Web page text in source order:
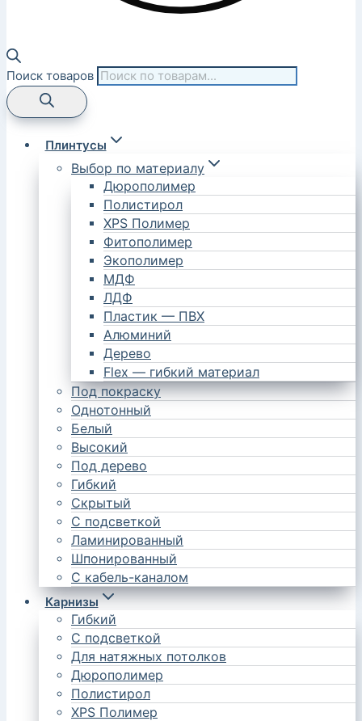
Поиск товаров
Плинтусы
Выбор по материалу
Дюрополимер
Полистирол
XPS Полимер
Фитополимер
Экополимер
МДФ
ЛДФ
Пластик — ПВХ
Алюминий
Дерево
Flex — гибкий материал
Под покраску
Однотонный
Белый
Высокий
Под дерево
Гибкий
Скрытый
С подсветкой
Ламинированный
Шпонированный
С кабель-каналом
Карнизы
Гибкий
С подсветкой
Для натяжных потолков
Дюрополимер
Полистирол
XPS Полимер